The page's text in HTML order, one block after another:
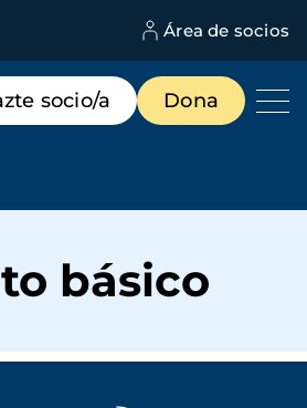
Área de socios
socio/a Dona
básico